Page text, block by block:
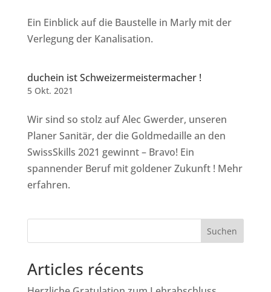
Ein Einblick auf die Baustelle in Marly mit der
Verlegung der Kanalisation.
duchein ist Schweizermeistermacher !
5 Okt. 2021
Wir sind so stolz auf Alec Gwerder, unseren
Planer Sanitär, der die Goldmedaille an den
SwissSkills 2021 gewinnt – Bravo! Ein
spannender Beruf mit goldener Zukunft ! Mehr
erfahren.
Suchen
Articles récents